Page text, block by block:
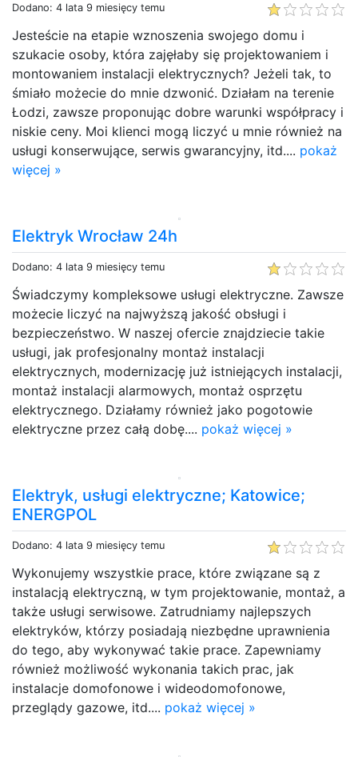
Dodano: 4 lata 9 miesięcy temu
Jesteście na etapie wznoszenia swojego domu i
szukacie osoby, która zajęłaby się projektowaniem i
montowaniem instalacji elektrycznych? Jeżeli tak, to
śmiało możecie do mnie dzwonić. Działam na terenie
Łodzi, zawsze proponując dobre warunki współpracy i
niskie ceny. Moi klienci mogą liczyć u mnie również na
usługi konserwujące, serwis gwarancyjny, itd.... pokaż
więcej »
Elektryk Wrocław 24h
Dodano: 4 lata 9 miesięcy temu
Świadczymy kompleksowe usługi elektryczne. Zawsze
możecie liczyć na najwyższą jakość obsługi i
bezpieczeństwo. W naszej ofercie znajdziecie takie
usługi, jak profesjonalny montaż instalacji
elektrycznych, modernizację już istniejących instalacji,
montaż instalacji alarmowych, montaż osprzętu
elektrycznego. Działamy również jako pogotowie
elektryczne przez całą dobę.... pokaż więcej »
Elektryk, usługi elektryczne; Katowice;
ENERGPOL
Dodano: 4 lata 9 miesięcy temu
Wykonujemy wszystkie prace, które związane są z
instalacją elektryczną, w tym projektowanie, montaż, a
także usługi serwisowe. Zatrudniamy najlepszych
elektryków, którzy posiadają niezbędne uprawnienia
do tego, aby wykonywać takie prace. Zapewniamy
również możliwość wykonania takich prac, jak
instalacje domofonowe i wideodomofonowe,
przeglądy gazowe, itd.... pokaż więcej »